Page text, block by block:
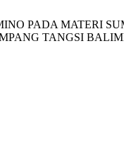
PADA MATERI
TANGSI